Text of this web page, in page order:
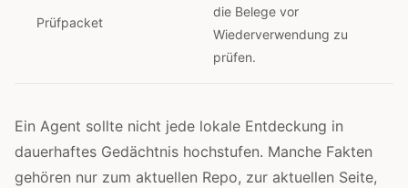
Prüfpacket
die Belege vor
Wiederverwendung zu
prüfen.
Ein Agent sollte nicht jede lokale Entdeckung in
dauerhaftes Gedächtnis hochstufen. Manche Fakten
gehören nur zum aktuellen Repo, zur aktuellen Seite,